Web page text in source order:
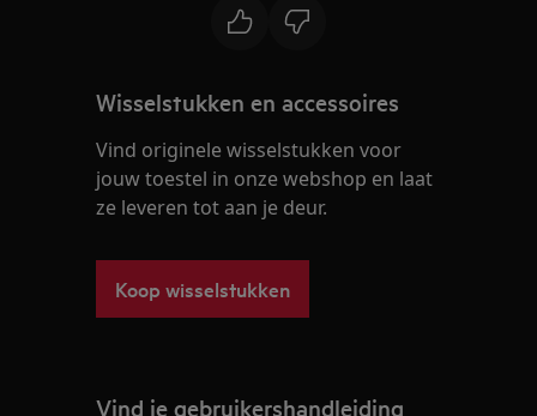
Wisselstukken en accessoires
Vind originele wisselstukken voor
jouw toestel in onze webshop en laat
ze leveren tot aan je deur.
Koop wisselstukken
Vind je gebruikershandleiding